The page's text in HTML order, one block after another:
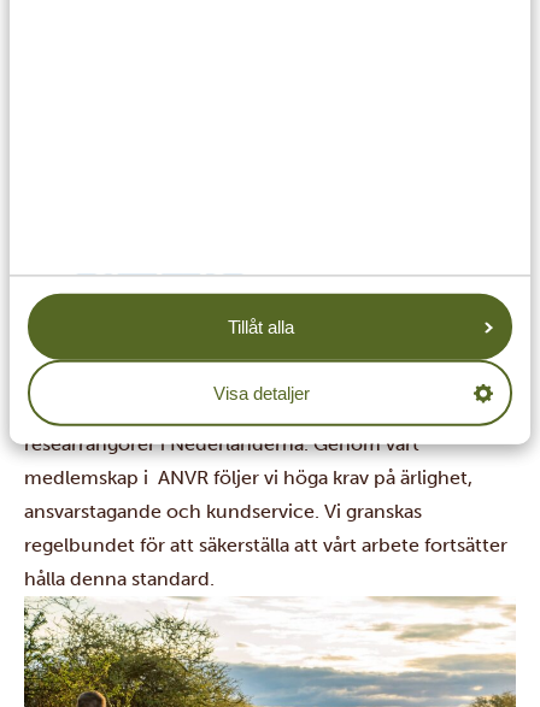
Tillåt alla
Visa detaljer
Om ANVR
ANVR (Dutch Association of Travel Agencies and Tour
Operators) är branchorganistionen för resebyråer och
researrangörer i Nederländerna. Genom vårt
medlemskap i ANVR följer vi höga krav på ärlighet,
ansvarstagande och kundservice. Vi granskas
regelbundet för att säkerställa att vårt arbete fortsätter
hålla denna standard.